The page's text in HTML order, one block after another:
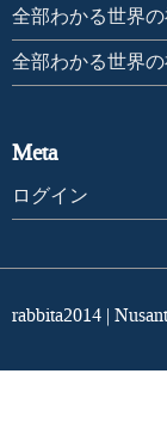
全部わかる世界
全部わかる世界
Meta
ログイン
rabbita2014 |